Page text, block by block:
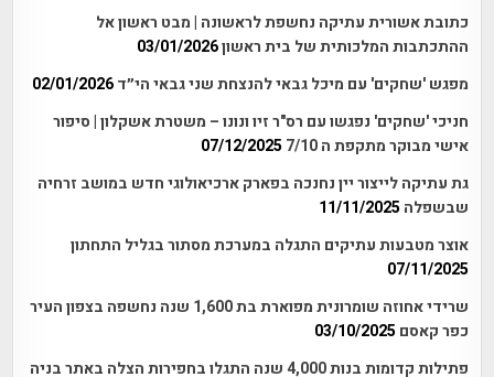
כתובת אשורית עתיקה נחשפת לראשונה | מבט ראשון אל
ההתכתבות המלכותית של בית ראשון03/01/2026
מפגש 'שחקים' עם מיכל גבאי להנצחת שני גבאי הי״ד 02/01/2026
חניכי 'שחקים' נפגשו עם רס"ר זיו ונונו – משטרת אשקלון | סיפור
אישי מבוקר מתקפת ה 7/10
07/12/2025
גת עתיקה לייצור יין נחנכה בפארק ארכיאולוגי חדש במושב זרחיה
שבשפלה 11/11/2025
אוצר מטבעות עתיקים התגלה במערכת מסתור בגליל התחתון
07/11/2025
שרידי אחוזה שומרונית מפוארת בת 1,600 שנה נחשפה בצפון העיר
כפר קאסם 03/10/2025
פתילות קדומות בנות 4,000 שנה התגלו בחפירות הצלה באתר בניה